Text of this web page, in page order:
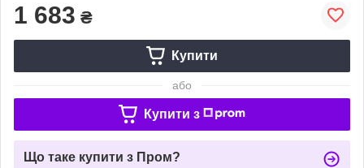
1 683 ₴
Купити
або
Купити з
Що таке купити з Пром?